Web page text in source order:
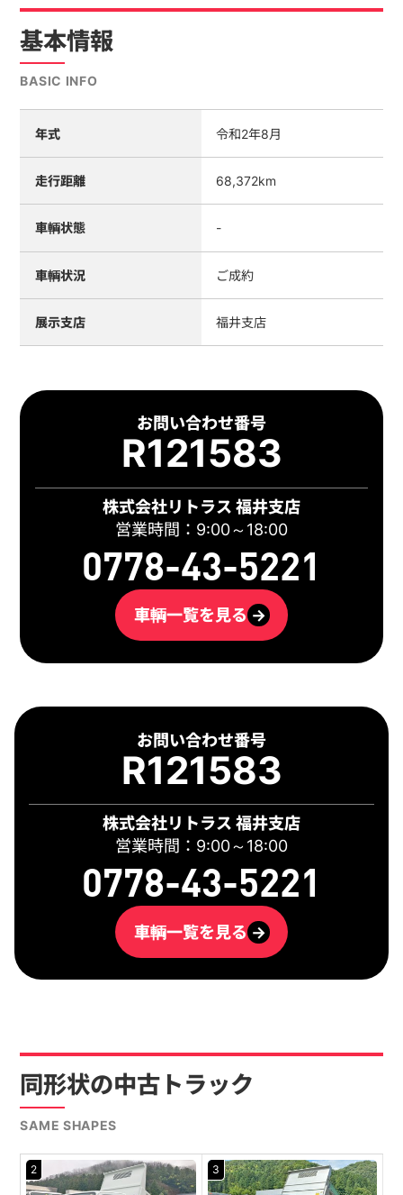
お問い合わせ番号
R121583
株式会社リトラス 福井支店
営業時間：9:00～18:00
0778-43-5221
車輌一覧を見る →
基本情報
BASIC INFO
年式 令和2年8月
走行距離 68,372km
車輌状態 -
車輌状況 ご成約
展示支店 福井支店
お問い合わせ番号
R121583
株式会社リトラス 福井支店
営業時間：9:00～18:00
0778-43-5221
車輌一覧を見る →
同形状の中古トラック
SAME SHAPES
2 3